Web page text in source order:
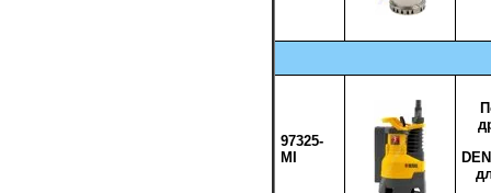
97325-
MI